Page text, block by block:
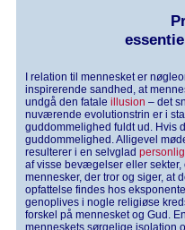
I relation til mennesket er
inspirerende sandhed, at
undgå den fatale illusion – det
nuværende evolutionstrin er i
guddommelighed fuldt ud. Hvis
guddommelighed. Alligevel
resulterer i en selvglad
af visse bevægelser eller
mennesker, der tror og siger, at
opfattelse findes hos
genoplives i nogle religiøse
forskel på mennesket og Gud.
menneskets sørgelige isolation